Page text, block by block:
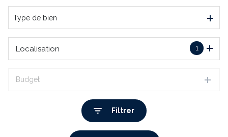
De l'immo pro
Type de bien
1
Localisation
Budget
Filtrer